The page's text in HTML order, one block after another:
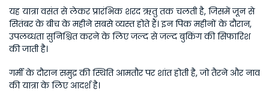
यह यात्रा वसंत से लेकर प्रारंभिक शरद ऋतु तक चलती है, जिसमें जून से
सितंबर के बीच के महीने सबसे व्यस्त होते हैं। इन पिक महीनों के दौरान,
उपलब्धता सुनिश्चित करने के लिए जल्द से जल्द बुकिंग की सिफारिश
की जाती है।
गर्मी के दौरान समुद्र की स्थिति आमतौर पर शांत होती है, जो तैरने और नाव
की यात्रा के लिए आदर्श है।